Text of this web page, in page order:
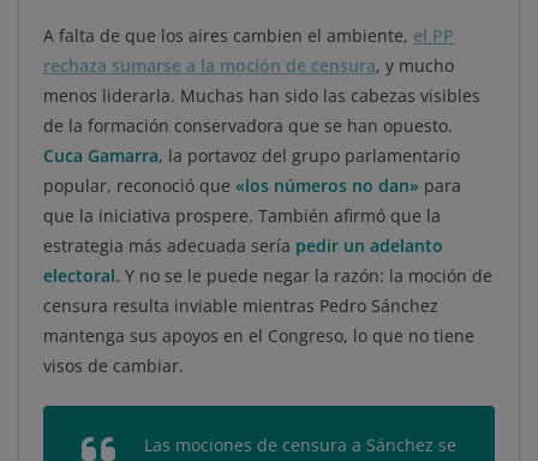
A falta de que los aires cambien el ambiente, el PP
rechaza sumarse a la moción de censura, y mucho
menos liderarla. Muchas han sido las cabezas visibles
de la formación conservadora que se han opuesto.
Cuca Gamarra, la portavoz del grupo parlamentario
popular, reconoció que «los números no dan» para
que la iniciativa prospere. También afirmó que la
estrategia más adecuada sería pedir un adelanto
electoral. Y no se le puede negar la razón: la moción de
censura resulta inviable mientras Pedro Sánchez
mantenga sus apoyos en el Congreso, lo que no tiene
visos de cambiar.
Las mociones de censura a Sánchez se